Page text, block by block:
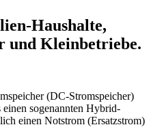
Haushalte,
und Kleinbetriebe.
(DC-Stromspeicher)
sogenannten Hybrid-
einen Notstrom (Ersatzstrom)